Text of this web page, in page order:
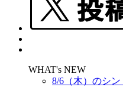
WHAT's NEW
8/6（木）のシ